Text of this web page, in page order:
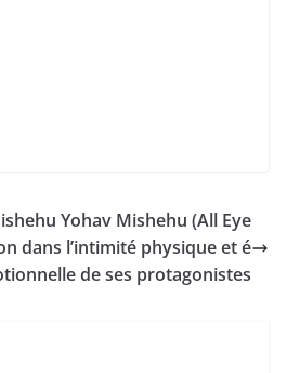
Yohav Mishehu (All Eye
dans l’intimité physique et é
de ses protagonistes